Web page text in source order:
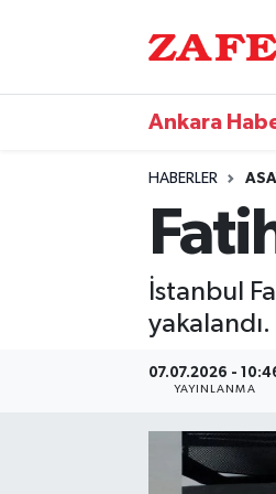
Ankara
HABERLER
İstanbul
07.07.2026 -
YAYINLANMA
Trafik Durumu
Süper Lig Puan Durumu
Tüm Manşetler